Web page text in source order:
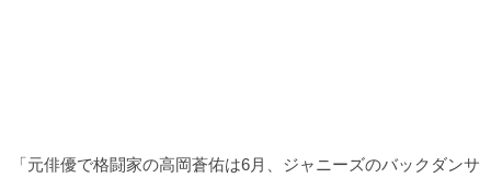
「元俳優で格闘家の高岡蒼佑は6月、ジャニーズのバックダンサ